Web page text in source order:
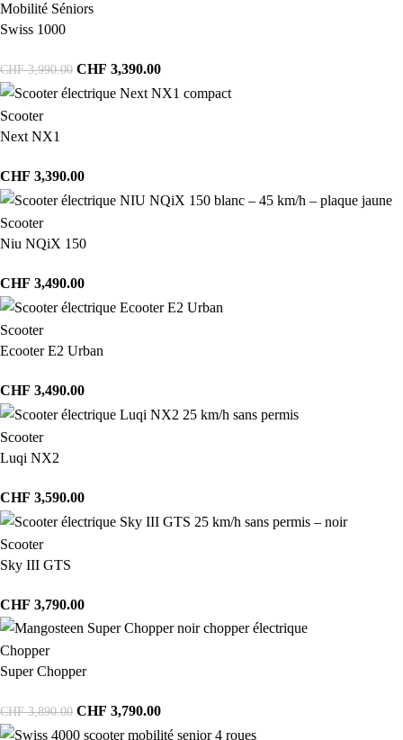
Mobilité Séniors
Swiss 1000
CHF3,990.00 CHF 3,390.00
Scooter
Next NX1
CHF 3,390.00
Scooter
Niu NQiX 150
CHF 3,490.00
Scooter
Ecooter E2 Urban
CHF 3,490.00
Scooter
Luqi NX2
CHF 3,590.00
Scooter
Sky III GTS
CHF 3,790.00
Chopper
Super Chopper
CHF3,890.00 CHF 3,790.00